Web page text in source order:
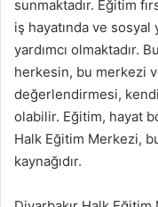
sunmaktadır. Eğitim
iş hayatında ve sosyal
yardımcı olmaktadır.
herkesin, bu merkezi
değerlendirmesi,
olabilir. Eğitim, hayat
Halk Eğitim Merkezi,
kaynağıdır.